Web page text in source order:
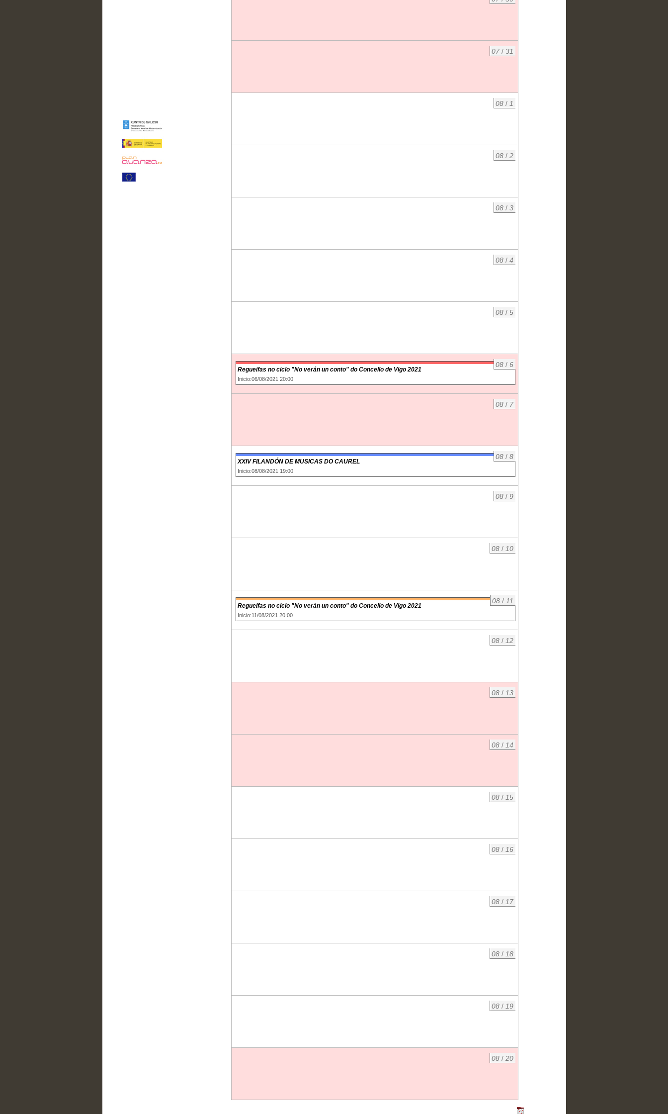
07 / 31
08 / 1
08 / 2
08 / 3
08 / 4
08 / 5
08 / 6
Regueifas no ciclo "No verán un conto" do Concello de Vigo 2021
Inicio:06/08/2021 20:00
08 / 7
08 / 8
XXIV FILANDÓN DE MUSICAS DO CAUREL
Inicio:08/08/2021 19:00
08 / 9
08 / 10
08 / 11
Regueifas no ciclo "No verán un conto" do Concello de Vigo 2021
Inicio:11/08/2021 20:00
08 / 12
08 / 13
08 / 14
08 / 15
08 / 16
08 / 17
08 / 18
08 / 19
08 / 20